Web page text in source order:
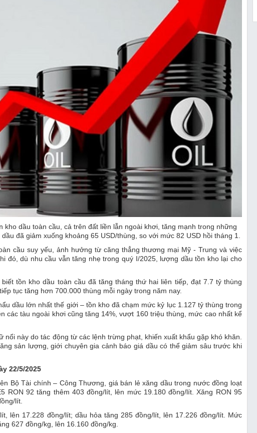
kho dầu toàn cầu, cả trên đất liền lẫn ngoài khơi, tăng mạnh trong những
đã giảm xuống khoảng 65 USD/thùng, so với mức 82 USD hồi tháng 1.
cầu suy yếu, ảnh hưởng từ căng thẳng thương mại Mỹ - Trung và việc
đó, dù nhu cầu vẫn tăng nhẹ trong quý I/2025, lượng dầu tồn kho lại cho
tồn kho dầu toàn cầu đã tăng tháng thứ hai liên tiếp, đạt 7.7 tỷ thùng
tục tăng hơn 700.000 thùng mỗi ngày trong năm nay.
dầu lớn nhất thế giới – tồn kho đã chạm mức kỷ lục 1.127 tỷ thùng trong
các tàu ngoài khơi cũng tăng 14%, vượt 160 triệu thùng, mức cao nhất kể
này do tác động từ các lệnh trừng phạt, khiến xuất khẩu gặp khó khăn.
sản lượng, giới chuyên gia cảnh báo giá dầu có thể giảm sâu trước khi
22/5/2025
Bộ Tài chính – Công Thương, giá bán lẻ xăng dầu trong nước đồng loạt
RON 92 tăng thêm 403 đồng/lít, lên mức 19.180 đồng/lít. Xăng RON 95
lít.
lên 17.228 đồng/lít; dầu hỏa tăng 285 đồng/lít, lên 17.226 đồng/lít. Mức
627 đồng/kg, lên 16.160 đồng/kg.